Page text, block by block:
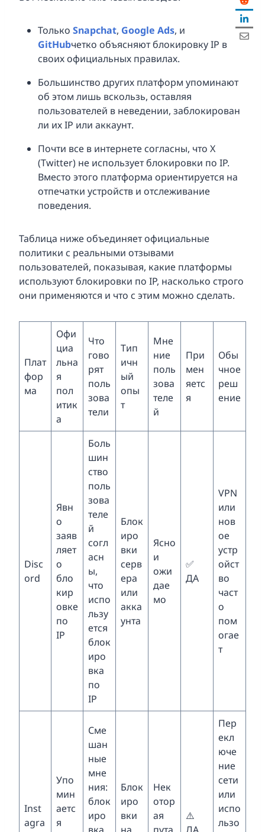
Только Snapchat, Google Ads, и
GitHubчетко объясняют блокировку IP в
своих официальных правилах.
Большинство других платформ упоминают
об этом лишь вскользь, оставляя
пользователей в неведении, заблокирован
ли их IP или аккаунт.
Почти все в интернете согласны, что X
(Twitter) не использует блокировки по IP.
Вместо этого платформа ориентируется на
отпечатки устройств и отслеживание
поведения.
Таблица ниже объединяет официальные
политики с реальными отзывами
пользователей, показывая, какие платформы
используют блокировки по IP, насколько строго
они применяются и что с этим можно сделать.
Плат
фор
ма
Офи
циа
льна
я
пол
итик
а
Что
гово
рят
поль
зова
тели
Тип
ичн
ый
опы
т
Мне
ние
поль
зова
теле
й
При
мен
яетс
я
Обы
чное
реш
ение
Disc
ord
Явн
о
заяв
ляет
о
бло
кир
овке
по
IP
Боль
шин
ство
поль
зова
теле
й
согл
асн
ы,
что
испо
льзу
ется
блок
иро
вка
по
IP
Блок
иро
вки
серв
ера
или
акка
унта
Ясно
и
ожи
дае
мо
✅
ДА
VPN
или
нов
ое
устр
ойст
во
част
о
пом
огае
т
Inst
agra
Упо
мин
аетс
я
Сме
шан
ные
мне
ния:
блок
иро
Блок
иро
вки
Нек
отор
ая
⚠️
Пер
екл
юче
ние
сети
или
испо
льзо